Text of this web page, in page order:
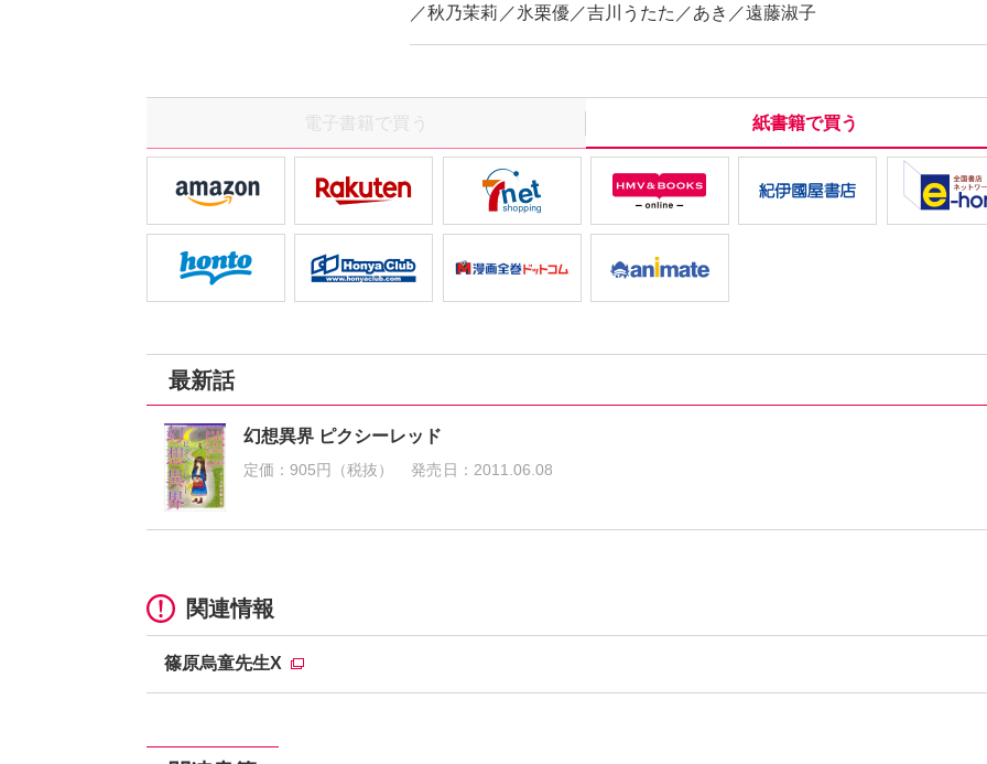
／秋乃茉莉／氷栗優／吉川うたた／あき／遠藤淑子
電子書籍で買う 紙書籍で買う
最新話
幻想異界 ピクシーレッド
定価：905円（税抜） 発売日： 2011.06.08
関連情報
篠原烏童先生X